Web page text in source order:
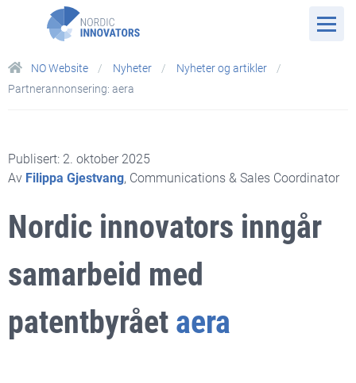
NO Website Nyheter
Nyheter og artikler
Partnerannonsering: aera
Publisert: 2. oktober 2025
Av Filippa Gjestvang, Communications & Sales Coordinator
Nordic innovators inngår
samarbeid med
patentbyrået aera